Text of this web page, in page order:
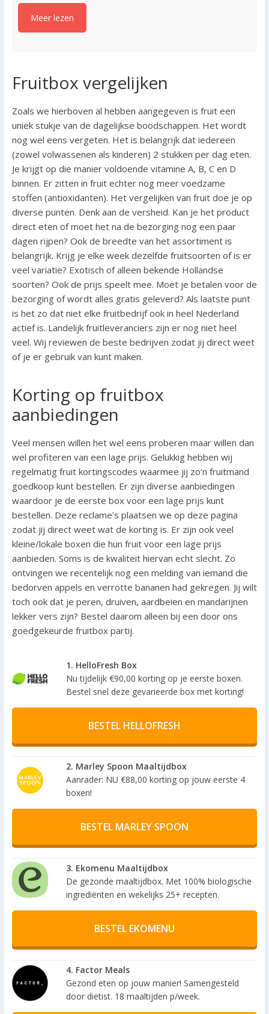
Meer lezen
Fruitbox vergelijken
Zoals we hierboven al hebben aangegeven is fruit een
uniek stukje van de dagelijkse boodschappen. Het wordt
nog wel eens vergeten. Het is belangrijk dat iedereen
(zowel volwassenen als kinderen) 2 stukken per dag eten.
Je krijgt op die manier voldoende vitamine A, B, C en D
binnen. Er zitten in fruit echter nog meer voedzame
stoffen (antioxidanten). Het vergelijken van fruit doe je op
diverse punten. Denk aan de versheid. Kan je het product
direct eten of moet het na de bezorging nog een paar
dagen rijpen? Ook de breedte van het assortiment is
belangrijk. Krijg je elke week dezelfde fruitsoorten of is er
veel variatie? Exotisch of alleen bekende Hollandse
soorten? Ook de prijs speelt mee. Moet je betalen voor de
bezorging of wordt alles gratis geleverd? Als laatste punt
is het zo dat niet elke fruitbedrijf ook in heel Nederland
actief is. Landelijk fruitleveranciers zijn er nog niet heel
veel. Wij reviewen de beste bedrijven zodat jij direct weet
of je er gebruik van kunt maken.
Korting op fruitbox
aanbiedingen
Veel mensen willen het wel eens proberen maar willen dan
wel profiteren van een lage prijs. Gelukkig hebben wij
regelmatig fruit kortingscodes waarmee jij zo’n fruitmand
goedkoop kunt bestellen. Er zijn diverse aanbiedingen
waardoor je de eerste box voor een lage prijs kunt
bestellen. Deze reclame’s plaatsen we op deze pagina
zodat jij direct weet wat de korting is. Er zijn ook veel
kleine/lokale boxen die hun fruit voor een lage prijs
aanbieden. Soms is de kwaliteit hiervan echt slecht. Zo
ontvingen we recentelijk nog een melding van iemand die
bedorven appels en verrotte bananen had gekregen. Jij wilt
toch ook dat je peren, druiven, aardbeien en mandarijnen
lekker vers zijn? Bestel daarom alleen bij een door ons
goedgekeurde fruitbox partij.
1. HelloFresh Box
Nu tijdelijk €90,00 korting op je eerste boxen.
Bestel snel deze gevarieerde box met korting!
BESTEL HELLOFRESH
2. Marley Spoon Maaltijdbox
Aanrader: NU €88,00 korting op jouw eerste 4
boxen!
BESTEL MARLEY SPOON
3. Ekomenu Maaltijdbox
De gezonde maaltijdbox. Met 100% biologische
ingrediënten en wekelijks 25+ recepten.
BESTEL EKOMENU
4. Factor Meals
Gezond eten op jouw manier! Samengesteld
door diëtist. 18 maaltijden p/week.